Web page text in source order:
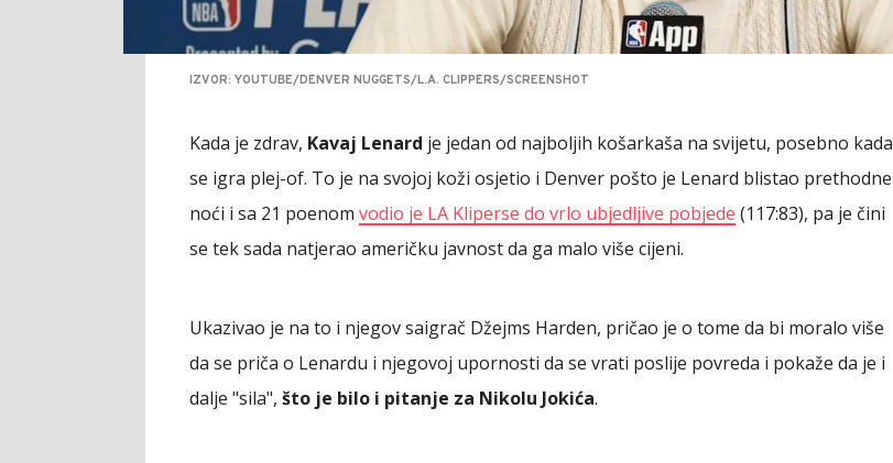
IZVOR: YOUTUBE/DENVER NUGGETS/L.A. CLIPPERS/SCREENSHOT
Kada je zdrav, Kavaj Lenard je jedan od najboljih košarkaša na svijetu, posebno kada
se igra plej-of. To je na svojoj koži osjetio i Denver pošto je Lenard blistao prethodne
noći i sa 21 poenom vodio je LA Kliperse do vrlo ubjedljive pobjede (117:83), pa je čini
se tek sada natjerao američku javnost da ga malo više cijeni.
Ukazivao je na to i njegov saigrač Džejms Harden, pričao je o tome da bi moralo više
da se priča o Lenardu i njegovoj upornosti da se vrati poslije povreda i pokaže da je i
dalje "sila", što je bilo i pitanje za Nikolu Jokića.